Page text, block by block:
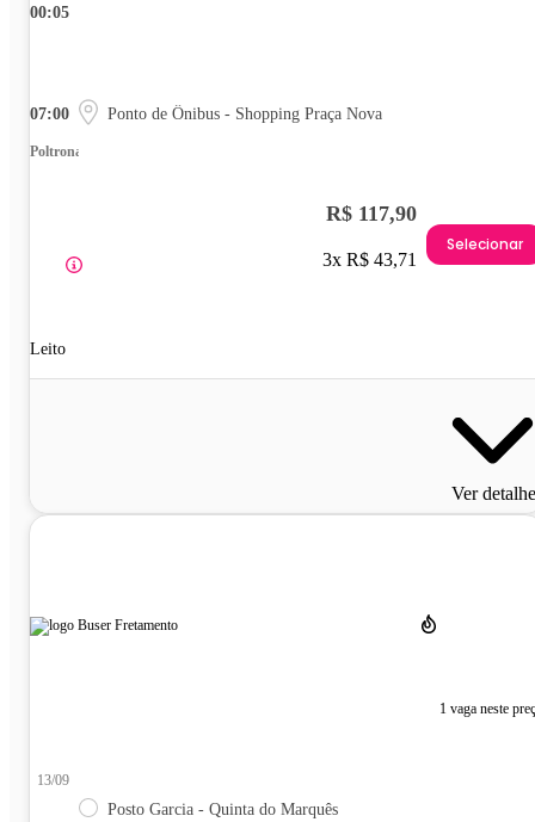
00:05
07:00 Ponto de Ônibus - Shopping Praça Nova
Poltrona
Leito
R$ 117,90
3x R$ 43,71
Selecionar
Ver
1 vaga neste
13/09
Posto Garcia - Quinta do Marquês